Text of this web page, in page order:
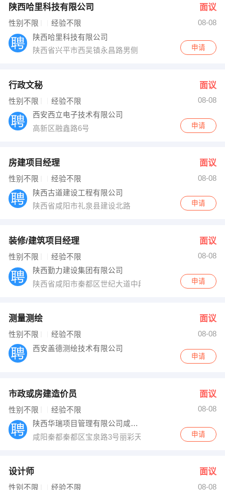
陕西哈里科技有限公司 面议
性别不限 经验不限
08-08
陕西哈里科技有限公司
陕西省兴平市西吴镇永昌路男侧
申请
行政文秘 面议
性别不限 经验不限
08-08
西安西立电子技术有限公司
高新区融鑫路6号
申请
房建项目经理 面议
性别不限 经验不限
08-08
陕西古道建设工程有限公司
陕西省咸阳市礼泉县建设北路
申请
装修/建筑项目经理 面议
性别不限 经验不限
08-08
陕西勤力建设集团有限公司
陕西省咸阳市秦都区世纪大道中段金泰丝路花城翠园05
申请
测量测绘 面议
性别不限 经验不限
08-08
西安盖德测绘技术有限公司
申请
市政或房建造价员 面议
性别不限 经验不限
08-08
陕西华瑞项目管理有限公司咸阳分公司
咸阳秦都秦都区宝泉路3号丽彩天禧大厦A座14C户
申请
设计师 面议
性别不限 经验不限 08-08